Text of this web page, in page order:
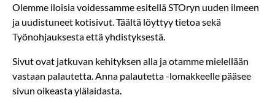
Olemme iloisia voidessamme esitellä STOryn uuden ilmeen
ja uudistuneet kotisivut. Täältä löyttyy tietoa sekä
Työnohjauksesta että yhdistyksestä.
Sivut ovat jatkuvan kehityksen alla ja otamme mielellään
vastaan palautetta. Anna palautetta -lomakkeelle pääsee
sivun oikeasta ylälaidasta.